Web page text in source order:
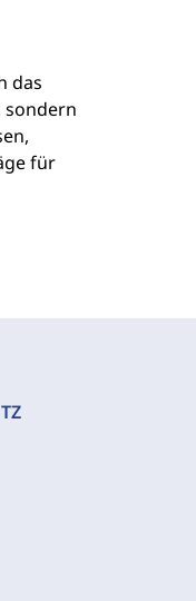
das
sondern
für